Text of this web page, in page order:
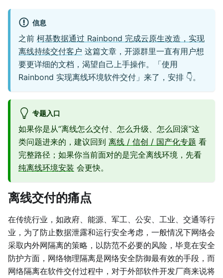
信息
之前 柯基数据通过 Rainbond 完成云原生改造，实现
离线持续交付客户 这篇文章，开源群里一直有用户想
要更详细的文档，渴望自己上手操作。「使用
Rainbond 实现离线环境软件交付」来了，安排 👇。
专题入口
如果你是从“离线怎么交付、怎么升级、怎么回滚”这
类问题进来的，建议回到 离线 / 信创 / 国产化专题 看
完整路径；如果你当前面对的是完全离线环境，先看
纯离线环境安装 会更快。
离线交付的痛点
在传统行业，如政府、能源、军工、公安、工业、交通等行
业，为了防止数据泄露和运行安全考虑，一般情况下网络会
采取内外网隔离的策略，以防范不必要的风险，毕竟在安全
防护方面，网络物理隔离是网络安全防御最有效的手段，而
网络隔离在软件交付过程中，对于外部软件开发厂商来说将